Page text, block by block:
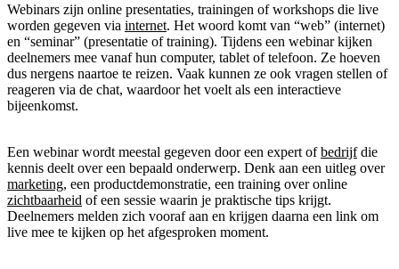
Webinars zijn online presentaties, trainingen of workshops die live
worden gegeven via internet. Het woord komt van “web” (internet)
en “seminar” (presentatie of training). Tijdens een webinar kijken
deelnemers mee vanaf hun computer, tablet of telefoon. Ze hoeven
dus nergens naartoe te reizen. Vaak kunnen ze ook vragen stellen of
reageren via de chat, waardoor het voelt als een interactieve
bijeenkomst.
Een webinar wordt meestal gegeven door een expert ofbedrijfdie
kennis deelt over een bepaald onderwerp. Denk aan een uitleg over
marketing, een productdemonstratie, een training over online
zichtbaarheid of een sessie waarin je praktische tips krijgt.
Deelnemers melden zich vooraf aan en krijgen daarna een link om
live mee te kijken op het afgesproken moment.